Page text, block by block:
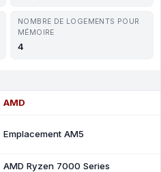
NOMBRE DE LOGEMENTS POUR
MÉMOIRE
4
AMD
Emplacement AM5
AMD Ryzen 7000 Series